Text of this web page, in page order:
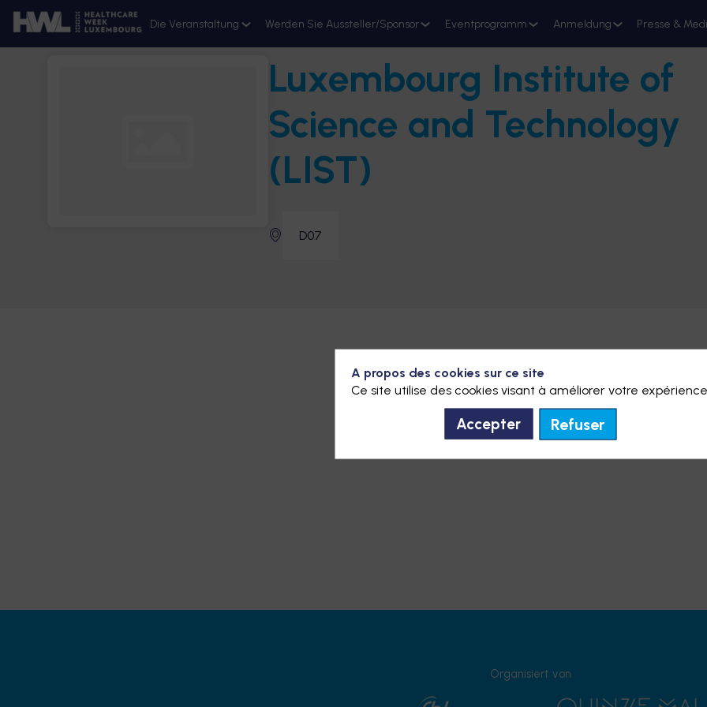
Die Veranstaltung Werden Sie Aussteller/Sponsor Eventprogramm Anmeldung Presse &
Anmeldung 2026 Stand reservieren
Luxembourg Institute of
Science and Technology
(LIST)
D07
Organisiert von
A propos des cookies sur ce site
Ce site utilise des cookies visant à améliorer votre
Accepter Refuser